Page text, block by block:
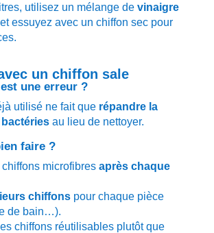
utilisez un mélange de vinaigre
et essuyez avec un chiffon sec pour
un chiffon sale
une erreur ?
utilisé ne fait que répandre la
au lieu de nettoyer.
faire ?
microfibres après chaque
chiffonspour chaque pièce
de bain…).
chiffons réutilisables plutôt que